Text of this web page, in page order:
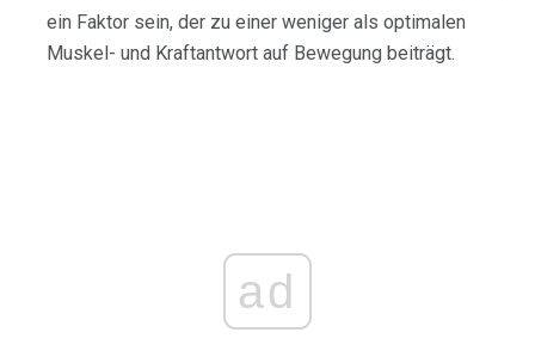
ein Faktor sein, der zu einer weniger als optimalen
Muskel- und Kraftantwort auf Bewegung beiträgt.
ad